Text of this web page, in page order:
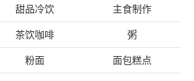
甜品冷饮 主食制作
茶饮咖啡 粥
粉面 面包糕点